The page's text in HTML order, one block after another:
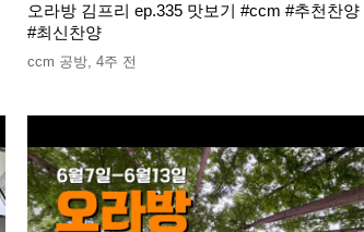
오라방 김프리 ep.335 맛보기 #ccm #추천찬양
#최신찬양
ccm 공방, 4주 전